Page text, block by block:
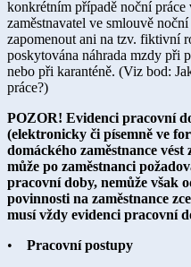
konkrétním případě noční
zaměstnavatel ve smlouvě
zapomenout ani na tzv. fiktivní
poskytována náhrada mzdy při
nebo při karanténě. (Viz bod:
práce?)
POZOR! Evidenci pracovní
(elektronicky či písemně ve
domáckého zaměstnance
může po zaměstnanci
pracovní doby, nemůže však
povinnosti na zaměstnance
musí vždy evidenci pracovní
•
Pracovní postupy